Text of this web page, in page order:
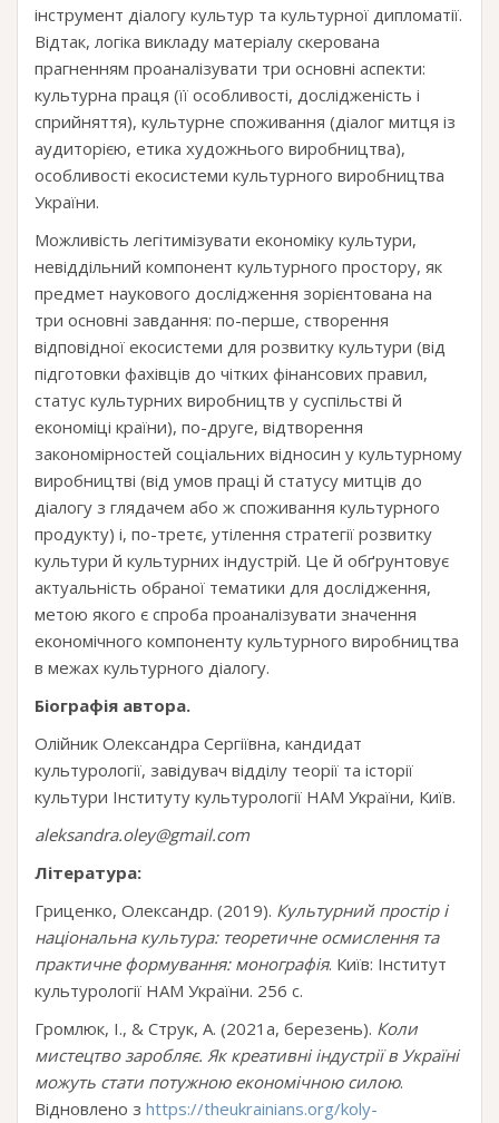
інструмент діалогу культур та культурної дипломатії.
Відтак, логіка викладу матеріалу скерована
прагненням проаналізувати три основні аспекти:
культурна праця (її особливості, дослідженість і
сприйняття), культурне споживання (діалог митця із
аудиторією, етика художнього виробництва),
особливості екосистеми культурного виробництва
України.
Можливість легітимізувати економіку культури,
невіддільний компонент культурного простору, як
предмет наукового дослідження зорієнтована на
три основні завдання: по-перше, створення
відповідної екосистеми для розвитку культури (від
підготовки фахівців до чітких фінансових правил,
статус культурних виробництв у суспільстві й
економіці країни), по-друге, відтворення
закономірностей соціальних відносин у культурному
виробництві (від умов праці й статусу митців до
діалогу з глядачем або ж споживання культурного
продукту) і, по-третє, утілення стратегії розвитку
культури й культурних індустрій. Це й обґрунтовує
актуальність обраної тематики для дослідження,
метою якого є спроба проаналізувати значення
економічного компоненту культурного виробництва
в межах культурного діалогу.
Біографія автора.
Олійник Олександра Сергіївна, кандидат
культурології, завідувач відділу теорії та історії
культури Інституту культурології НАМ України, Київ.
aleksandra.oley@gmail.com
Література:
Гриценко, Олександр. (2019). Культурний простір і
національна культура: теоретичне осмислення та
практичне формування: монографія. Київ: Інститут
культурології НАМ України. 256 c.
Громлюк, І., & Струк, А. (2021a, березень). Коли
мистецтво заробляє. Як креативні індустрії в Україні
можуть стати потужною економічною силою.
Відновлено з https://theukrainians.org/koly-